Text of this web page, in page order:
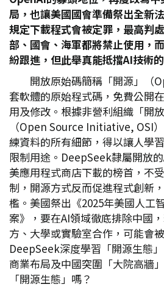
局，也讓美國國會準備祭出全新
規定下載程式會被定罪，最高判
部、國會、海軍都將禁止使用，
紛跟進，但此舉真能抵擋AI技術
開放原始碼簡稱「開源」（
套軟體的原始程式碼，免費公開
用及修改。根據非營利組織「開
（Open Source Initiative, OSI
練資料的所有細節，得以讓人學
限制用途。DeepSeek隸屬開放
美應用程式商店下載的榜首，不
制，開源方式反而促進程式創新
檻。美國祭出《2025年美國人工
案》，要在AI領域徹底排除中國
方、大學或實驗室合作，可能會
DeepSeek深度學習「開源生態
商業布局及中國突圍「大院高牆
「開源生態」嗎？